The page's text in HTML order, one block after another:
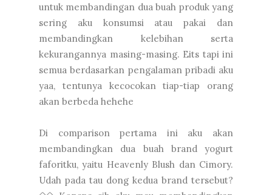
untuk membandingan dua buah produk yang
sering aku konsumsi atau pakai dan
membandingkan kelebihan serta
kekurangannya masing-masing. Eits tapi ini
semua berdasarkan pengalaman pribadi aku
yaa, tentunya kecocokan tiap-tiap orang
akan berbeda hehehe
Di comparison pertama ini aku akan
membandingkan dua buah brand yogurt
faforitku, yaitu Heavenly Blush dan Cimory.
Udah pada tau dong kedua brand tersebut?